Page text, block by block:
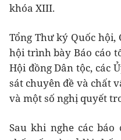
khóa XIII.
Tổng Thư ký Quốc hội,
hội trình bày Báo cáo
Hội đồng Dân tộc, các
sát chuyên đề và chất
và một số nghị quyết
Sau khi nghe các báo